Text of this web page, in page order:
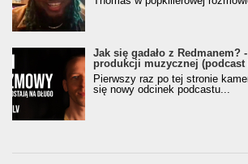
Jak się gadało z Redmanem?
produkcji muzycznej
Pierwszy raz po tej stronie
się nowy odcinek podcastu...